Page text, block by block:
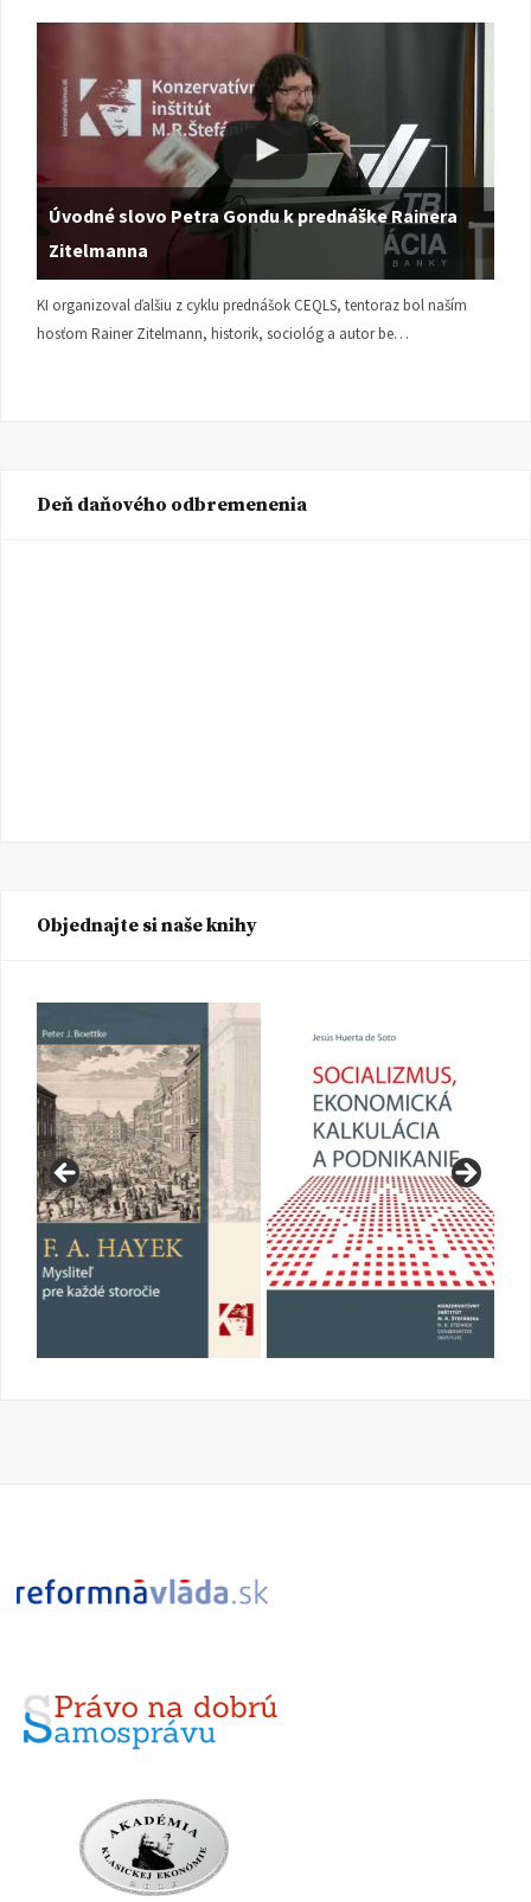
Úvodné slovo Petra Gondu k prednáške Rainera
Zitelmanna
KI organizoval ďalšiu z cyklu prednášok CEQLS, tentoraz bol naším
hosťom Rainer Zitelmann, historik, sociológ a autor be…
Deň daňového odbremenenia
Objednajte si naše knihy